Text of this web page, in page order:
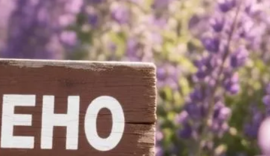
В НГПУ состоялось зачисление
первокурсников по целевой,
отдельной и особой квотам
3 августа 2026